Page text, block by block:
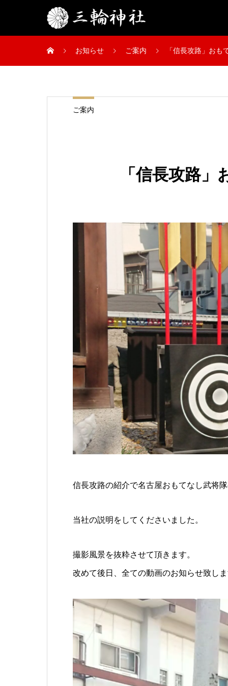
お知らせ ご案内 「信長攻路」おも
ご案内
「信長攻路
信長攻路の紹介で名古屋おもてなし武将
当社の説明をしてくださいました。
撮影風景を抜粋させて頂きます。
改めて後日、全ての動画のお知らせ致し
動
プ
レ
ー